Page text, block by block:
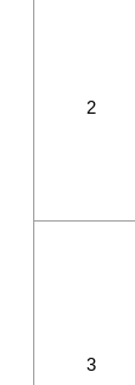
2
3